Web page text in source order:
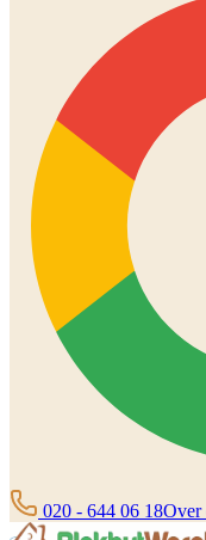
020 - 644 06 18Over